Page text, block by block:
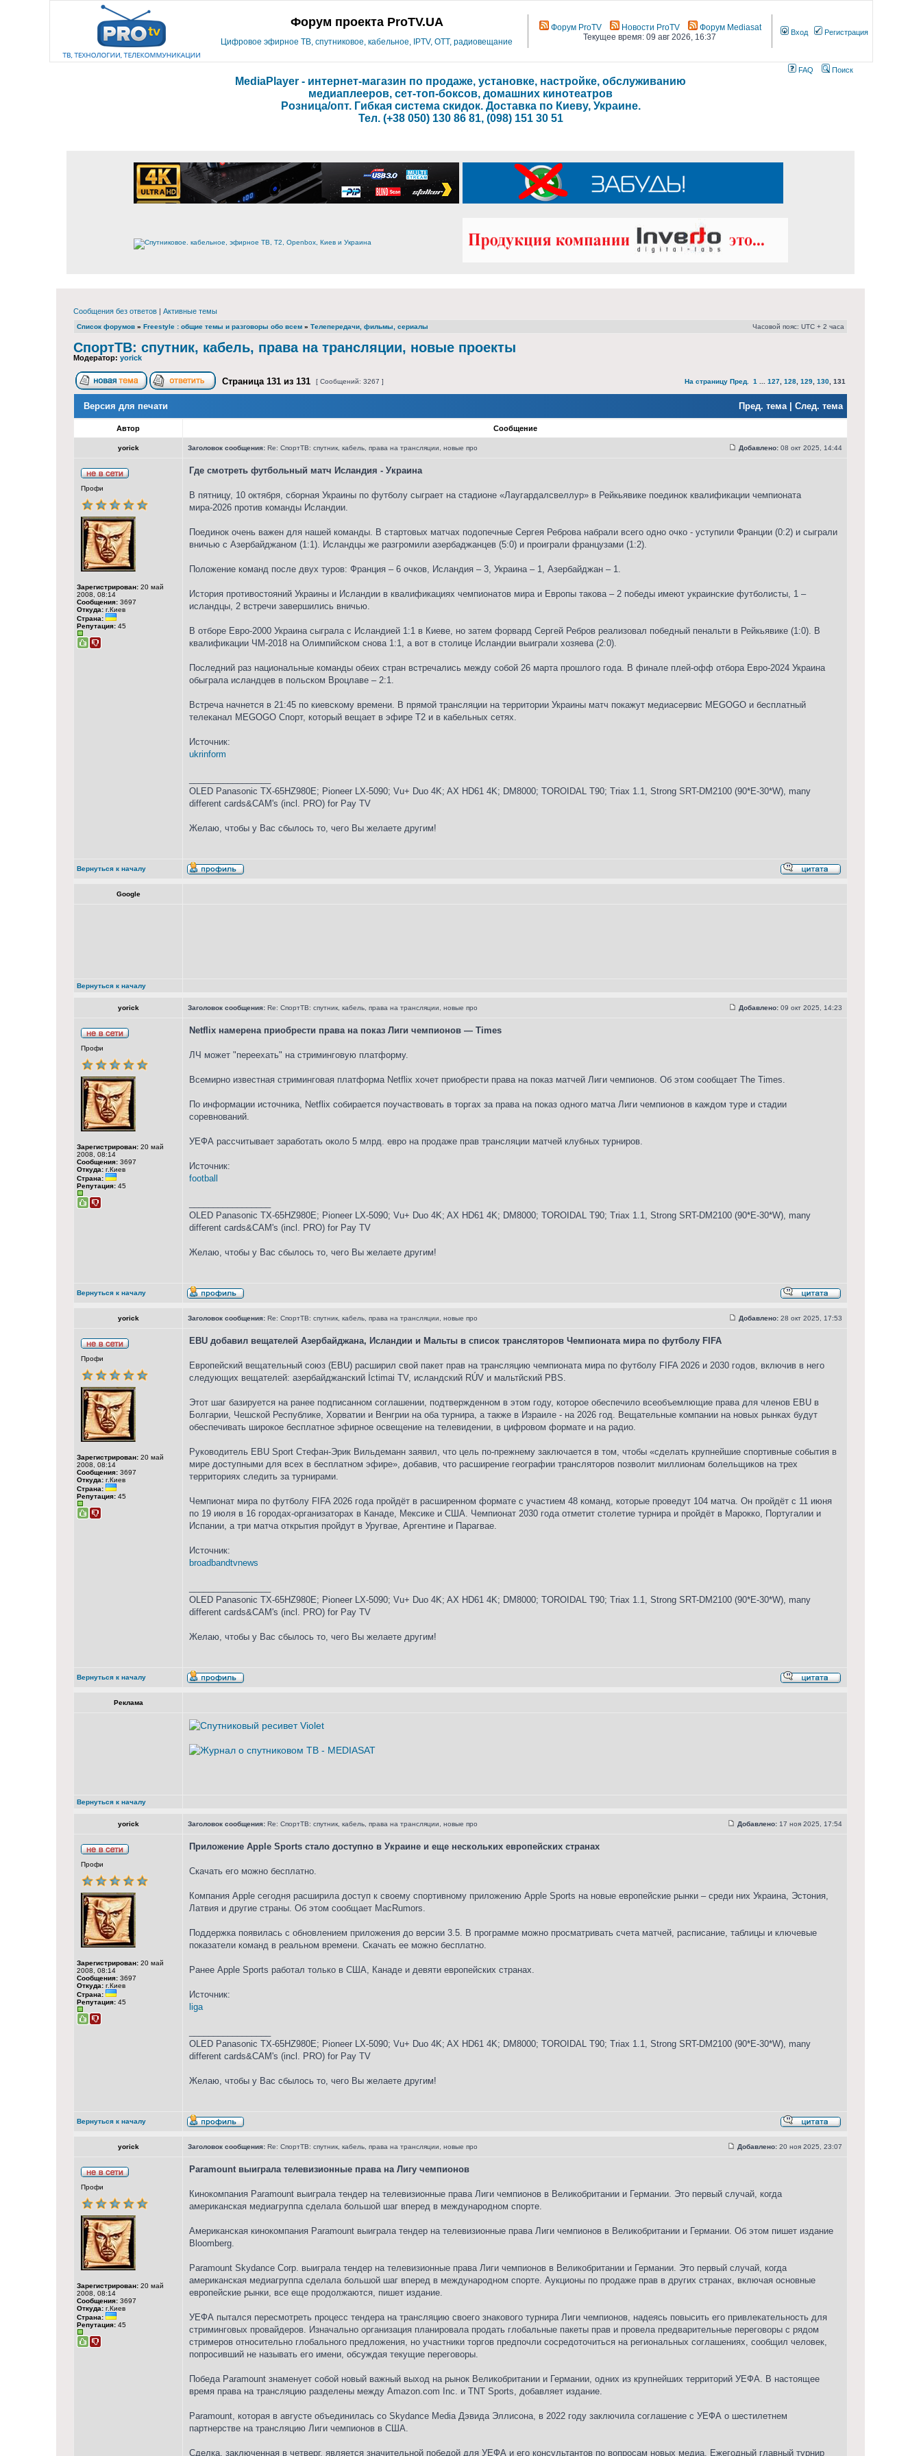
Форум проекта ProTV.UA
Цифровое эфирное ТВ, спутниковое, кабельное, IPTV, OTT, радиовещание
Форум ProTV Новости ProTV
Форум Mediasat
Текущее время: 09 авг 2026, 16:37
Вход Регистрация
FAQ Поиск
MediaPlayer - интернет-магазин по продаже, установке, настройке, обслуживанию
медиаплееров, сет-топ-боксов, домашних кинотеатров
Розница/опт. Гибкая система скидок. Доставка по Киеву, Украине.
Тел. (+38 050) 130 86 81, (098) 151 30 51
Сообщения без ответов | Активные темы
Список форумов » Freestyle : общие темы и разговоры обо всем » Телепередачи, фильмы, сериалы Часовой пояс: UTC + 2 часа
СпортТВ: спутник, кабель, права на трансляции, новые проекты
Модератор: yorick
Страница 131 из 131 [ Сообщений: 3267 ] На страницу Пред. 1 127 128 129 130 131
Версия для печати Пред. тема| След. тема
Автор Сообщение
yorick Заголовок сообщения: Re: СпортТВ: спутник, кабель, права на трансляции, новые про Добавлено: 08 окт 2025, 14:44
Профи
Зарегистрирован: 20 май
2008, 08:14
Сообщения: 3697
Откуда: г.Киев
Страна:
Репутация: 45
Где смотреть футбольный матч Исландия - Украина
В пятницу, 10 октября, сборная Украины по футболу сыграет на стадионе «Лаугардалсвеллур» в Рейкьявике поединок квалификации чемпионата
мира-2026 против команды Исландии.
Поединок очень важен для нашей команды. В стартовых матчах подопечные Сергея Реброва набрали всего одно очко - уступили Франции (0:2) и сыграли
вничью с Азербайджаном (1:1). Исландцы же разгромили азербаджанцев (5:0) и проиграли французами (1:2).
Положение команд после двух туров: Франция – 6 очков, Исландия – 3, Украина – 1, Азербайджан – 1.
История противостояний Украины и Исландии в квалификациях чемпионатов мира и Европы такова – 2 победы имеют украинские футболисты, 1 –
исландцы, 2 встречи завершились вничью.
В отборе Евро-2000 Украина сыграла с Исландией 1:1 в Киеве, но затем форвард Сергей Ребров реализовал победный пенальти в Рейкьявике (1:0). В
квалификации ЧМ-2018 на Олимпийском снова 1:1, а вот в столице Исландии выиграли хозяева (2:0).
Последний раз национальные команды обеих стран встречались между собой 26 марта прошлого года. В финале плей-офф отбора Евро-2024 Украина
обыграла исландцев в польском Вроцлаве – 2:1.
Встреча начнется в 21:45 по киевскому времени. В прямой трансляции на территории Украины матч покажут медиасервис MEGOGO и бесплатный
телеканал MEGOGO Спорт, который вещает в эфире Т2 и в кабельных сетях.
Источник:
ukrinform
OLED Panasonic TX-65HZ980E; Pioneer LX-5090; Vu+ Duo 4K; AX HD61 4K; DM8000; TOROIDAL T90; Triax 1.1, Strong SRT-DM2100 (90*E-30*W), many
different cards&CAM's (incl. PRO) for Pay TV
Желаю, чтобы у Вас сбылось то, чего Вы желаете другим!
Вернуться к началу
Google
Вернуться к началу
yorick Заголовок сообщения: Re: СпортТВ: спутник, кабель, права на трансляции, новые про Добавлено: 09 окт 2025, 14:23
Профи
Зарегистрирован: 20 май
2008, 08:14
Сообщения: 3697
Откуда: г.Киев
Страна:
Репутация: 45
Netflix намерена приобрести права на показ Лиги чемпионов — Times
ЛЧ может "переехать" на стриминговую платформу.
Всемирно известная стриминговая платформа Netflix хочет приобрести права на показ матчей Лиги чемпионов. Об этом сообщает The Times.
По информации источника, Netflix собирается поучаствовать в торгах за права на показ одного матча Лиги чемпионов в каждом туре и стадии
соревнований.
УЕФА рассчитывает заработать около 5 млрд. евро на продаже прав трансляции матчей клубных турниров.
Источник:
football
OLED Panasonic TX-65HZ980E; Pioneer LX-5090; Vu+ Duo 4K; AX HD61 4K; DM8000; TOROIDAL T90; Triax 1.1, Strong SRT-DM2100 (90*E-30*W), many
different cards&CAM's (incl. PRO) for Pay TV
Желаю, чтобы у Вас сбылось то, чего Вы желаете другим!
Вернуться к началу
yorick Заголовок сообщения: Re: СпортТВ: спутник, кабель, права на трансляции, новые про Добавлено: 28 окт 2025, 17:53
Профи
Зарегистрирован: 20 май
2008, 08:14
Сообщения: 3697
Откуда: г.Киев
Страна:
Репутация: 45
EBU добавил вещателей Азербайджана, Исландии и Мальты в список трансляторов Чемпионата мира по футболу FIFA
Европейский вещательный союз (EBU) расширил свой пакет прав на трансляцию чемпионата мира по футболу FIFA 2026 и 2030 годов, включив в него
следующих вещателей: азербайджанский İctimai TV, исландский RÚV и мальтйский PBS.
Этот шаг базируется на ранее подписанном соглашении, подтвержденном в этом году, которое обеспечило всеобъемлющие права для членов EBU в
Болгарии, Чешской Республике, Хорватии и Венгрии на оба турнира, а также в Израиле - на 2026 год. Вещательные компании на новых рынках будут
обеспечивать широкое бесплатное эфирное освещение на телевидении, в цифровом формате и на радио.
Руководитель EBU Sport Стефан-Эрик Вильдеманн заявил, что цель по-прежнему заключается в том, чтобы «сделать крупнейшие спортивные события в
мире доступными для всех в бесплатном эфире», добавив, что расширение географии трансляторов позволит миллионам болельщиков на трех
территориях следить за турнирами.
Чемпионат мира по футболу FIFA 2026 года пройдёт в расширенном формате с участием 48 команд, которые проведут 104 матча. Он пройдёт с 11 июня
по 19 июля в 16 городах-организаторах в Канаде, Мексике и США. Чемпионат 2030 года отметит столетие турнира и пройдёт в Марокко, Португалии и
Испании, а три матча открытия пройдут в Уругвае, Аргентине и Парагвае.
Источник:
broadbandtvnews
OLED Panasonic TX-65HZ980E; Pioneer LX-5090; Vu+ Duo 4K; AX HD61 4K; DM8000; TOROIDAL T90; Triax 1.1, Strong SRT-DM2100 (90*E-30*W), many
different cards&CAM's (incl. PRO) for Pay TV
Желаю, чтобы у Вас сбылось то, чего Вы желаете другим!
Вернуться к началу
Реклама
Вернуться к началу
yorick Заголовок сообщения: Re: СпортТВ: спутник, кабель, права на трансляции, новые про Добавлено: 17 ноя 2025, 17:54
Профи
Зарегистрирован: 20 май
2008, 08:14
Сообщения: 3697
Откуда: г.Киев
Страна:
Репутация: 45
Приложение Apple Sports стало доступно в Украине и еще нескольких европейских странах
Скачать его можно бесплатно.
Компания Apple сегодня расширила доступ к своему спортивному приложению Apple Sports на новые европейские рынки – среди них Украина, Эстония,
Латвия и другие страны. Об этом сообщает MacRumors.
Поддержка появилась с обновлением приложения до версии 3.5. В программе можно просматривать счета матчей, расписание, таблицы и ключевые
показатели команд в реальном времени. Скачать ее можно бесплатно.
Ранее Apple Sports работал только в США, Канаде и девяти европейских странах.
Источник:
liga
OLED Panasonic TX-65HZ980E; Pioneer LX-5090; Vu+ Duo 4K; AX HD61 4K; DM8000; TOROIDAL T90; Triax 1.1, Strong SRT-DM2100 (90*E-30*W), many
different cards&CAM's (incl. PRO) for Pay TV
Желаю, чтобы у Вас сбылось то, чего Вы желаете другим!
Вернуться к началу
yorick Заголовок сообщения: Re: СпортТВ: спутник, кабель, права на трансляции, новые про Добавлено: 20 ноя 2025, 23:07
Профи
Зарегистрирован: 20 май
2008, 08:14
Сообщения: 3697
Откуда: г.Киев
Страна:
Репутация: 45
Paramount выиграла телевизионные права на Лигу чемпионов
Кинокомпания Paramount выиграла тендер на телевизионные права Лиги чемпионов в Великобритании и Германии. Это первый случай, когда
американская медиагруппа сделала большой шаг вперед в международном спорте.
Американская кинокомпания Paramount выиграла тендер на телевизионные права Лиги чемпионов в Великобритании и Германии. Об этом пишет издание
Bloomberg.
Paramount Skydance Corp. выиграла тендер на телевизионные права Лиги чемпионов в Великобритании и Германии. Это первый случай, когда
американская медиагруппа сделала большой шаг вперед в международном спорте. Аукционы по продаже прав в других странах, включая основные
европейские рынки, все еще продолжаются, пишет издание.
УЕФА пытался пересмотреть процесс тендера на трансляцию своего знакового турнира Лиги чемпионов, надеясь повысить его привлекательность для
стриминговых провайдеров. Изначально организация планировала продать глобальные пакеты прав и провела предварительные переговоры с рядом
стримеров относительно глобального предложения, но участники торгов предпочли сосредоточиться на региональных соглашениях, сообщил человек,
попросивший не называть его имени, обсуждая текущие переговоры.
Победа Paramount знаменует собой новый важный выход на рынок Великобритании и Германии, одних из крупнейших территорий УЕФА. В настоящее
время права на трансляцию разделены между Amazon.com Inc. и TNT Sports, добавляет издание.
Paramount, которая в августе объединилась со Skydance Media Дэвида Эллисона, в 2022 году заключила соглашение с УЕФА о шестилетнем
партнерстве на трансляцию Лиги чемпионов в США.
Сделка, заключенная в четверг, является значительной победой для УЕФА и его консультантов по вопросам новых медиа. Ежегодный главный турнир